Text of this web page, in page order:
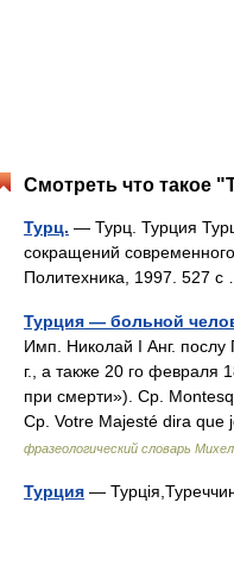
Смотреть что такое
Турц. — Турц. Турция
сокращений
Политехника, 1997. 527
Турция — больной
Имп. Николай I Анг. послу
г., а также 20 го февраля
при смерти»). Ср.
Ср. Votre Majesté dira
фразеологический словарь
Турция —